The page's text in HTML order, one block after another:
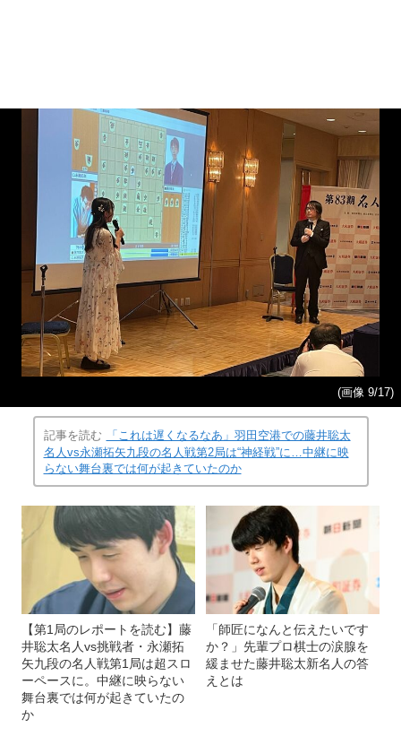
(画像 9/17)
記事を読む
「これは遅くなるなあ」羽田空港での藤井聡太
名人vs永瀬拓矢九段の名人戦第2局は“神経戦”に…中継に映
らない舞台裏では何が起きていたのか
【第1局のレポートを読む】藤
井聡太名人vs挑戦者・永瀬拓
矢九段の名人戦第1局は超スロ
ーペースに。中継に映らない
舞台裏では何が起きていたの
か
「師匠になんと伝えたいです
か？」先輩プロ棋士の涙腺を
緩ませた藤井聡太新名人の答
えとは